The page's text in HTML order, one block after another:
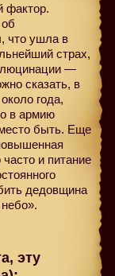
фактор.
что ушла в
страх,
—
сказать, в
года,
в армию
быть. Еще
и питание
дедовщина
эту